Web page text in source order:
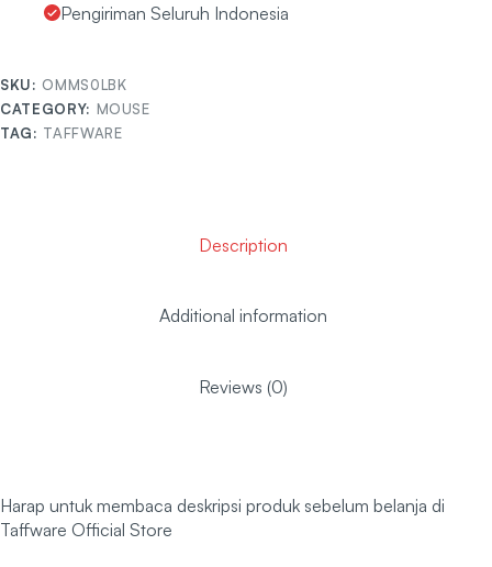
Pengiriman Seluruh Indonesia
SKU: OMMS0LBK
CATEGORY: MOUSE
TAG: TAFFWARE
Description
Additional information
Reviews (0)
Harap untuk membaca deskripsi produk sebelum belanja di
Taffware Official Store